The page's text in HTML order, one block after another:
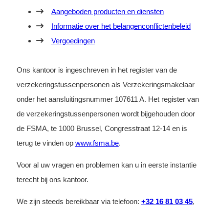
Aangeboden producten en diensten
Informatie over het belangenconflictenbeleid
Vergoedingen
Ons kantoor is ingeschreven in het register van de
verzekeringstussenpersonen als Verzekeringsmakelaar
onder het aansluitingsnummer 107611 A. Het register van
de verzekeringstussenpersonen wordt bijgehouden door
de FSMA, te 1000 Brussel, Congresstraat 12-14 en is
terug te vinden op www.fsma.be.
Voor al uw vragen en problemen kan u in eerste instantie
terecht bij ons kantoor.
We zijn steeds bereikbaar via telefoon: +32 16 81 03 45,